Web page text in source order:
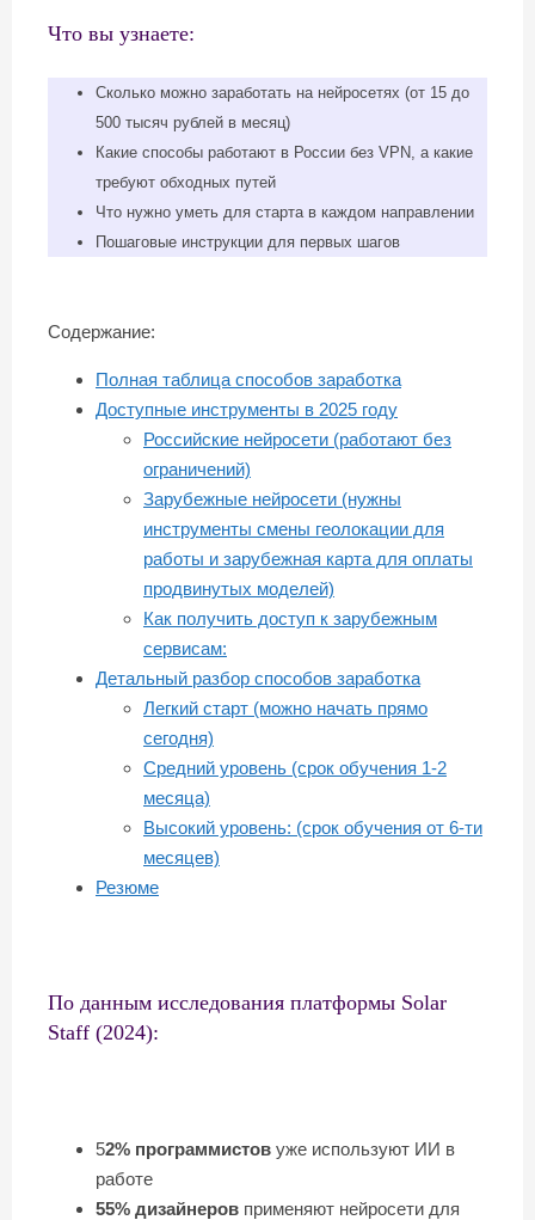
Что вы узнаете:
Сколько можно заработать на нейросетях (от 15 до
500 тысяч рублей в месяц)
Какие способы работают в России без VPN, а какие
требуют обходных путей
Что нужно уметь для старта в каждом направлении
Пошаговые инструкции для первых шагов
Содержание:
Полная таблица способов заработка
Доступные инструменты в 2025 году
Российские нейросети (работают без
ограничений)
Зарубежные нейросети (нужны
инструменты смены геолокации для
работы и зарубежная карта для оплаты
продвинутых моделей)
Как получить доступ к зарубежным
сервисам:
Детальный разбор способов заработка
Легкий старт (можно начать прямо
сегодня)
Средний уровень (срок обучения 1-2
месяца)
Высокий уровень: (срок обучения от 6-ти
месяцев)
Резюме
По данным исследования платформы Solar
Staff (2024):
52% программистов уже используют ИИ в
работе
55% дизайнеров применяют нейросети для